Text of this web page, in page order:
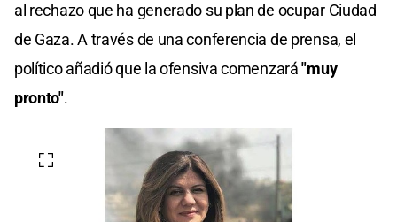
al rechazo que ha generado su plan de ocupar Ciudad
de Gaza. A través de una conferencia de prensa, el
político añadió que la ofensiva comenzará"muy
pronto".